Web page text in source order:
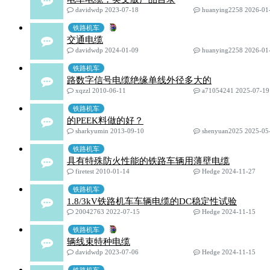
davidwdp 2023-07-18
huanying2258 2026-
铁路机车
交通电缆
davidwdp 2024-01-09
huanying2258 2026-
铁路机车
路数字信号电缆绝缘单线外径多大的
xqzzl 2010-06-11
a71054241 2025-07-19
铁路机车
的PEEK料做的好？
sharkyumin 2013-09-10
shenyuan2025 2025-
铁路机车
具有特殊防火性能的铁路车辆用薄壁电缆
firetest 2010-01-14
Hedge 2024-11-27
铁路机车
1.8/3kV铁路机车车辆电缆的DC稳定性试验
20042763 2022-07-15
Hedge 2024-11-15
铁路机车
辆线束特种电缆
davidwdp 2023-07-06
Hedge 2024-11-15